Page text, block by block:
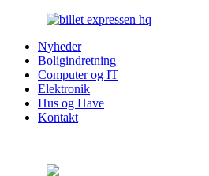
Nyheder
Boligindretning
Computer og IT
Elektronik
Hus og Have
Kontakt